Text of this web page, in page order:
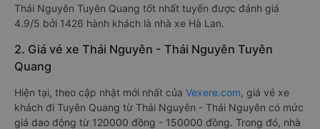
Thái Nguyên Tuyên Quang tốt nhất tuyến được đánh giá
4.9/5 bởi 1426 hành khách là nhà xe Hà Lan.
2. Giá vé xe Thái Nguyên - Thái Nguyên Tuyên
Quang
Hiện tại, theo cập nhật mới nhất của Vexere.com, giá vé xe
khách đi Tuyên Quang từ Thái Nguyên - Thái Nguyên có mức
giá dao động từ 120000 đồng - 150000 đồng. Trong đó, nhà